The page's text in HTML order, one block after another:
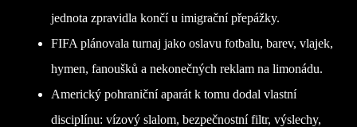
jednota zpravidla končí u imigrační přepážky.
FIFA plánovala turnaj jako oslavu fotbalu, barev, vlajek,
hymen, fanoušků a nekonečných reklam na limonádu.
Americký pohraniční aparát k tomu dodal vlastní
disciplínu: vízový slalom, bezpečnostní filtr, výslechy,